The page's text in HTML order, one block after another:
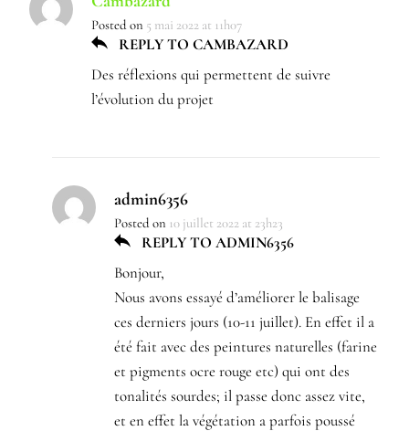
Posted on 5 mai 2022 at 11h07
REPLY TO CAMBAZARD
Des réflexions qui permettent de suivre
l’évolution du projet
admin6356
Posted on 10 juillet 2022 at 23h23
REPLY TO ADMIN6356
Bonjour,
Nous avons essayé d’améliorer le balisage
ces derniers jours (10-11 juillet). En effet il a
été fait avec des peintures naturelles (farine
et pigments ocre rouge etc) qui ont des
tonalités sourdes; il passe donc assez vite,
et en effet la végétation a parfois poussé